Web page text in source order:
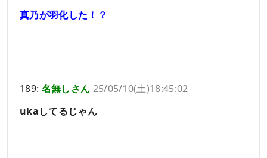
真乃が羽化した！？
189: 名無しさん 25/05/10(土)18:45:02
ukaしてるじゃん